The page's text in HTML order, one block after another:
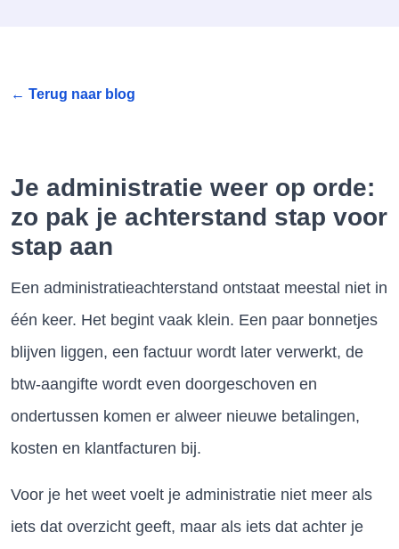
← Terug naar blog
Je administratie weer op orde:
zo pak je achterstand stap voor
stap aan
Een administratieachterstand ontstaat meestal niet in
één keer. Het begint vaak klein. Een paar bonnetjes
blijven liggen, een factuur wordt later verwerkt, de
btw-aangifte wordt even doorgeschoven en
ondertussen komen er alweer nieuwe betalingen,
kosten en klantfacturen bij.
Voor je het weet voelt je administratie niet meer als
iets dat overzicht geeft, maar als iets dat achter je